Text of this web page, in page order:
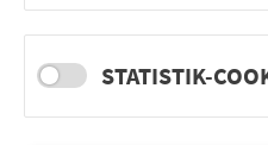
STATISTIK-